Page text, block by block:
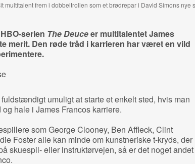
multitalent frem i dobbeltrollen som et brødrepar i David Simons nye
serien The Deuceer multitalentet James
merit. Den røde tråd i karrieren har været en vild
umuligt at starte et enkelt sted, hvis man
hale i James Francos karriere.
som George Clooney, Ben Affleck, Clint
Foster alle kan minde om kunstneriske t-kryds, der
skuespil- eller instruktørvejen, så er det noget andet